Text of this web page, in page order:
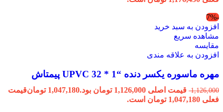
-7%
افزودن به سبد خرید
مشاهده سریع
مقایسه
افزودن به علاقه مندی
مهره ماسوره یکسر دنده “1 * 32 UPVC پیمتاش
1,126,000 قیمت اصلی 1,126,000 تومان بود. 1,047,180 تومانقیمت
فعلی 1,047,180 تومان است.